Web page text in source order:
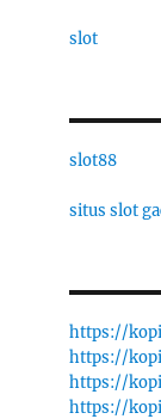
slot
slot88
situs slot
https://
https://
https://
https://